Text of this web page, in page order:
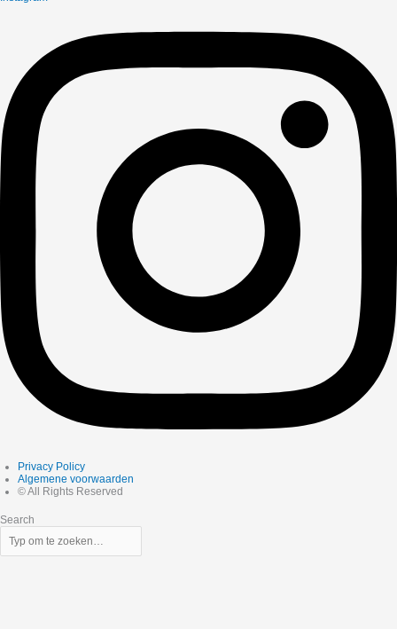
Privacy Policy
Algemene voorwaarden
© All Rights Reserved
Search